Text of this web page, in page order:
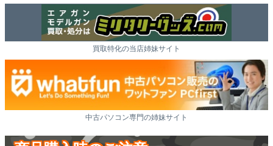
買取特化の当店姉妹サイト
中古パソコン専門の姉妹サイト